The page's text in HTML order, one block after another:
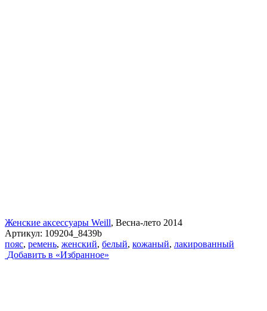
Женские аксессуары Weill, Весна-лето 2014
Артикул: 109204_8439b
пояс, ремень, женский, белый, кожаный, лакированный
Добавить в «Избранное»